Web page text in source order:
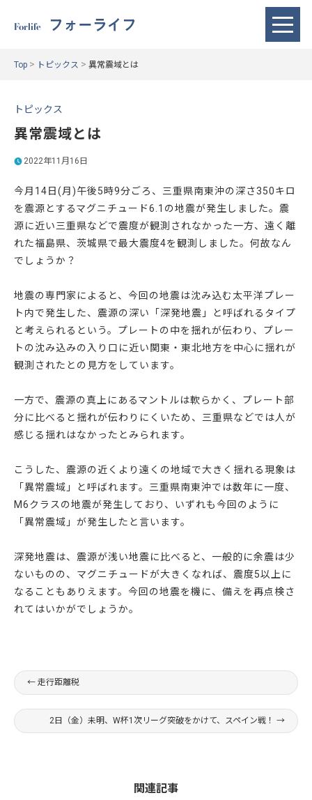
Forlife フォーライフ
Top > トピックス > 異常震域とは
トピックス
異常震域とは
2022年11月16日
今月14日(月)午後5時9分ごろ、三重県南東沖の深さ350キロ
を震源とするマグニチュード6.1の地震が発生しました。震
源に近い三重県などで震度が観測されなかった一方、遠く離
れた福島県、茨城県で最大震度4を観測しました。何故なん
でしょうか？
地震の専門家によると、今回の地震は沈み込む太平洋プレー
ト内で発生した、震源の深い「深発地震」と呼ばれるタイプ
と考えられるという。プレートの中を揺れが伝わり、プレー
トの沈み込みの入り口に近い関東・東北地方を中心に揺れが
観測されたとの見方をしています。
一方で、震源の真上にあるマントルは軟らかく、プレート部
分に比べると揺れが伝わりにくいため、三重県などでは人が
感じる揺れはなかったとみられます。
こうした、震源の近くより遠くの地域で大きく揺れる現象は
「異常震域」と呼ばれます。三重県南東沖では数年に一度、
M6クラスの地震が発生しており、いずれも今回のように
「異常震域」が発生したと言います。
深発地震は、震源が浅い地震に比べると、一般的に余震は少
ないものの、マグニチュードが大きくなれば、震度5以上に
なることもありえます。今回の地震を機に、備えを再点検さ
れてはいかがでしょうか。
← 走行距離税
2日（金）未明、W杯1次リーグ突破をかけて、スペイン戦！ →
関連記事